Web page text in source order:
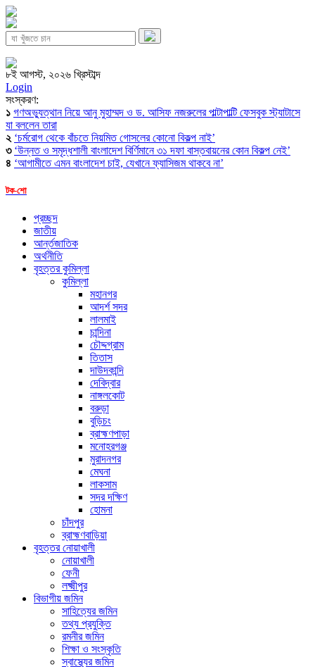
৮ই আগস্ট, ২০২৬ খ্রিস্টাব্দ
Login
সংস্করণ:
১ গণঅভ্যুত্থান নিয়ে আনু মুহাম্মদ ও ড. আসিফ নজরুলের পাল্টাপাল্টি ফেসবুক স্ট্যাটাসে
যা বললেন তারা
২ ‘চর্মরোগ থেকে বাঁচতে নিয়মিত গোসলের কোনো বিকল্প নাই’
৩ ‘উন্নত ও সমৃদ্ধশালী বাংলাদেশ বির্ণিমানে ৩১ দফা বাস্তবায়নের কোন বিকল্প নেই’
৪ ‘আগামীতে এমন বাংলাদেশ চাই, যেখানে ফ্যাসিজম থাকবে না’
টক-শো
প্রচ্ছদ
জাতীয়
আর্ন্তজাতিক
অর্থনীতি
বৃহত্তর কুমিল্লা
কুমিল্লা
মহানগর
আদর্শ সদর
লালমাই
চান্দিনা
চৌদ্দগ্রাম
তিতাস
দাউদকান্দি
দেবিদ্বার
নাঙ্গলকোট
বরুড়া
বুড়িচং
ব্রাহ্মণপাড়া
মনোহরগঞ্জ
মুরাদনগর
মেঘনা
লাকসাম
সদর দক্ষিণ
হোমনা
চাঁদপুর
ব্রাহ্মণবাড়িয়া
বৃহত্তর নোয়াখালী
নোয়াখালী
ফেনী
লক্ষ্মীপুর
বিভাগীয় জমিন
সাহিত্যের জমিন
তথ্য প্রযুক্তি
রমনীর জমিন
শিক্ষা ও সংস্কৃতি
স্বাস্থ্যের জমিন